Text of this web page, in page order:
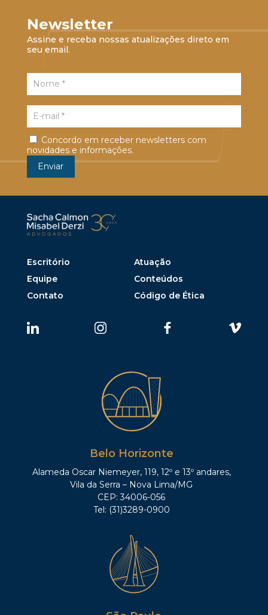
Newsletter
Assine e receba nossas atualizações direto em
seu email.
Concordo em receber newsletters com
novidades e informações.
Escritório
Atuação
Equipe
Conteúdos
Contato
Código de Ética
Belo Horizonte
Alameda Oscar Niemeyer, 119, 12º e 13º andares,
Vila da Serra – Nova Lima/MG
CEP: 34006-056
Tel: (31)3289-0900